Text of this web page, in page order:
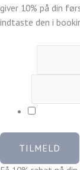
giver 10% på din
indtaste den i
Ja tak, jeg
TILMELD